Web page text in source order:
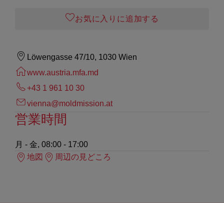
お気に入りに追加する
Löwengasse 47/10, 1030 Wien
www.austria.mfa.md
+43 1 961 10 30
vienna@moldmission.at
営業時間
月 - 金, 08:00 - 17:00
地図
周辺の見どころ